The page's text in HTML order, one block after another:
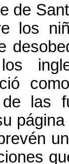
de
los
los
las